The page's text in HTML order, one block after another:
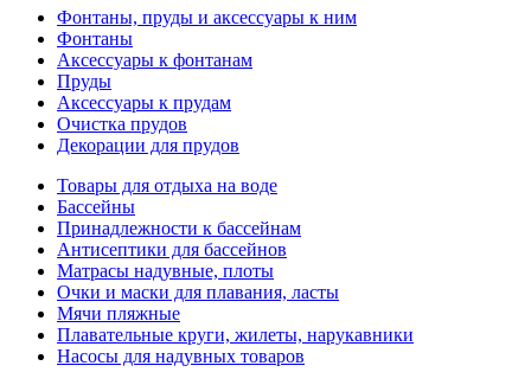
Фонтаны, пруды и аксессуары к ним
Фонтаны
Аксессуары к фонтанам
Пруды
Аксессуары к прудам
Очистка прудов
Декорации для прудов
Товары для отдыха на воде
Бассейны
Принадлежности к бассейнам
Антисептики для бассейнов
Матраcы надувные, плоты
Очки и маски для плавания, ласты
Мячи пляжные
Плавательные круги, жилеты, нарукавники
Насосы для надувных товаров